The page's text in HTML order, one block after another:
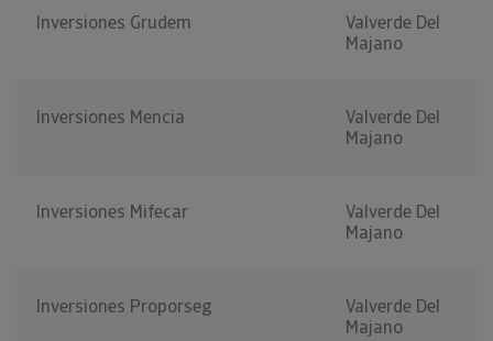
Inversiones Grudem
Valverde Del
Majano
Inversiones Mencia
Valverde Del
Majano
Inversiones Mifecar
Valverde Del
Majano
Inversiones Proporseg
Valverde Del
Majano